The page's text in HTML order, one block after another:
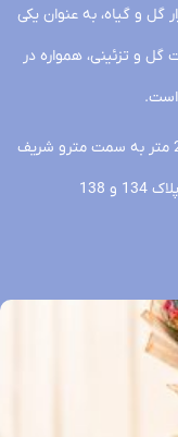
در بازار گل و گیاه، به عنوان یکی
گل و تزئینی، همواره در
است.
: تهران – طرشت – چهارراه تیموری 200 متر به سمت مترو شریف
138